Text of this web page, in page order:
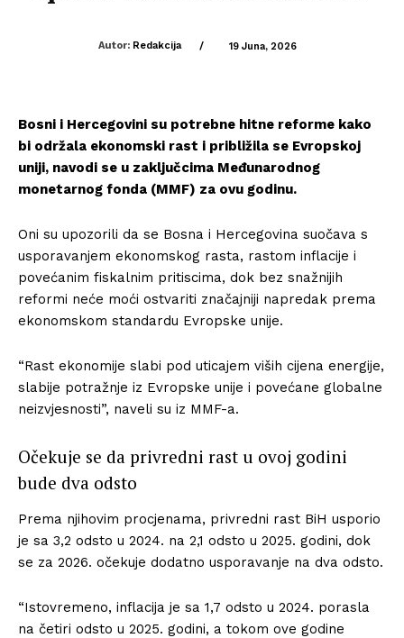
Autor: Redakcija / 19 Juna, 2026
Bosni i Hercegovini su potrebne hitne reforme kako
bi održala ekonomski rast i približila se Evropskoj
uniji, navodi se u zaključcima Međunarodnog
monetarnog fonda (MMF) za ovu godinu.
Oni su upozorili da se Bosna i Hercegovina suočava s
usporavanjem ekonomskog rasta, rastom inflacije i
povećanim fiskalnim pritiscima, dok bez snažnijih
reformi neće moći ostvariti značajniji napredak prema
ekonomskom standardu Evropske unije.
“Rast ekonomije slabi pod uticajem viših cijena energije,
slabije potražnje iz Evropske unije i povećane globalne
neizvjesnosti”, naveli su iz MMF-a.
Očekuje se da privredni rast u ovoj godini
bude dva odsto
Prema njihovim procjenama, privredni rast BiH usporio
je sa 3,2 odsto u 2024. na 2,1 odsto u 2025. godini, dok
se za 2026. očekuje dodatno usporavanje na dva odsto.
“Istovremeno, inflacija je sa 1,7 odsto u 2024. porasla
na četiri odsto u 2025. godini, a tokom ove godine